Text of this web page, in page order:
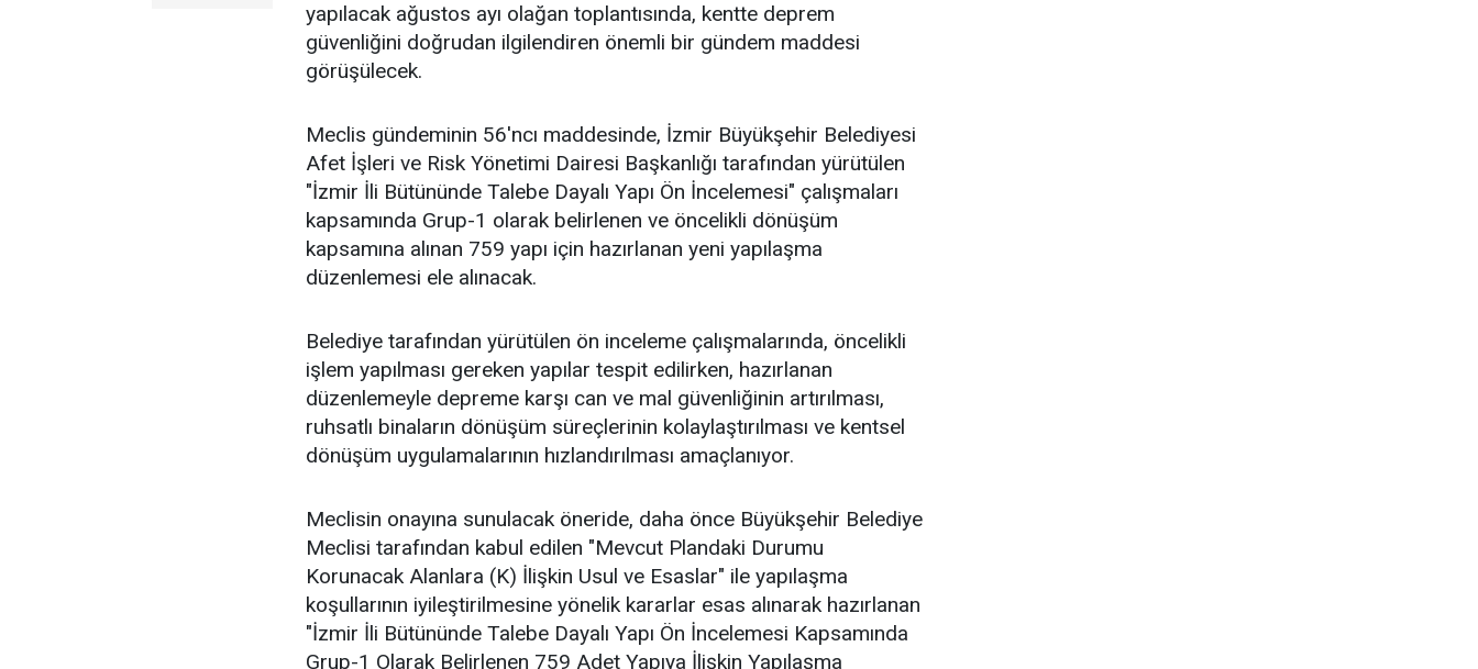
yapılacak ağustos ayı olağan toplantısında, kentte deprem
güvenliğini doğrudan ilgilendiren önemli bir gündem maddesi
görüşülecek.
Meclis gündeminin 56'ncı maddesinde, İzmir Büyükşehir Belediyesi
Afet İşleri ve Risk Yönetimi Dairesi Başkanlığı tarafından yürütülen
"İzmir İli Bütününde Talebe Dayalı Yapı Ön İncelemesi" çalışmaları
kapsamında Grup-1 olarak belirlenen ve öncelikli dönüşüm
kapsamına alınan 759 yapı için hazırlanan yeni yapılaşma
düzenlemesi ele alınacak.
Belediye tarafından yürütülen ön inceleme çalışmalarında, öncelikli
işlem yapılması gereken yapılar tespit edilirken, hazırlanan
düzenlemeyle depreme karşı can ve mal güvenliğinin artırılması,
ruhsatlı binaların dönüşüm süreçlerinin kolaylaştırılması ve kentsel
dönüşüm uygulamalarının hızlandırılması amaçlanıyor.
Meclisin onayına sunulacak öneride, daha önce Büyükşehir Belediye
Meclisi tarafından kabul edilen "Mevcut Plandaki Durumu
Korunacak Alanlara (K) İlişkin Usul ve Esaslar" ile yapılaşma
koşullarının iyileştirilmesine yönelik kararlar esas alınarak hazırlanan
"İzmir İli Bütününde Talebe Dayalı Yapı Ön İncelemesi Kapsamında
Grup-1 Olarak Belirlenen 759 Adet Yapıya İlişkin Yapılaşma